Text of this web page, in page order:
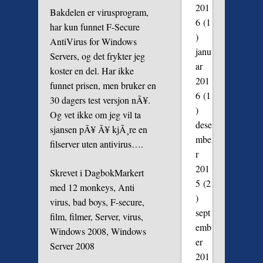
Bakdelen er virusprogram,
har kun funnet F-Secure
AntiVirus for Windows
Servers, og det frykter jeg
koster en del. Har ikke
funnet prisen, men bruker en
30 dagers test versjon nÃ¥.
Og vet ikke om jeg vil ta
sjansen pÃ¥ Ã¥ kjÃ¸re en
filserver uten antivirus….
Skrevet iDagbokMarkert
med 12 monkeys, Anti
virus, bad boys, F-secure,
film, filmer, Server, virus,
Windows 2008, Windows
Server 2008
201
6(1
)
janu
ar
201
6(1
)
dese
mbe
r
201
5 (2
)
sept
emb
er
201